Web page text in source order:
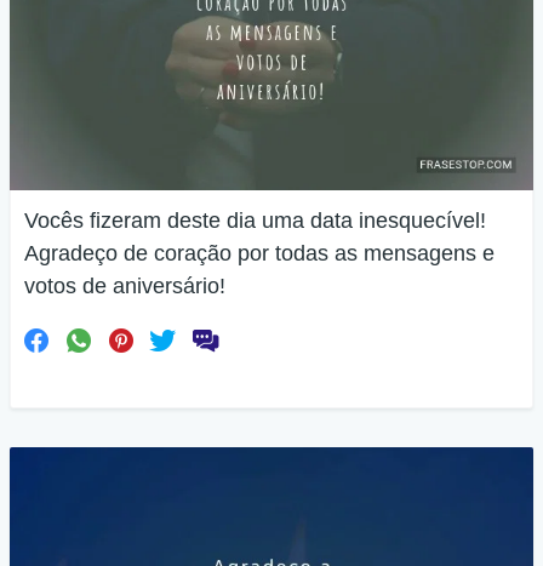
Vocês fizeram deste dia uma data inesquecível!
Agradeço de coração por todas as mensagens e
votos de aniversário!